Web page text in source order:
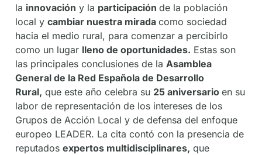
la innovación y la participación de la población
local y cambiar nuestra mirada como sociedad
hacia el medio rural, para comenzar a percibirlo
como un lugar lleno de oportunidades. Estas son
las principales conclusiones de la Asamblea
General de la Red Española de Desarrollo
Rural, que este año celebra su 25 aniversario en su
labor de representación de los intereses de los
Grupos de Acción Local y de defensa del enfoque
europeo LEADER. La cita contó con la presencia de
reputados expertos multidisciplinares, que